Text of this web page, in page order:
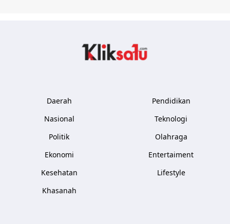
Daerah
Nasional
Politik
Ekonomi
Kesehatan
Khasanah
Pendidikan
Teknologi
Olahraga
Entertaiment
Lifestyle